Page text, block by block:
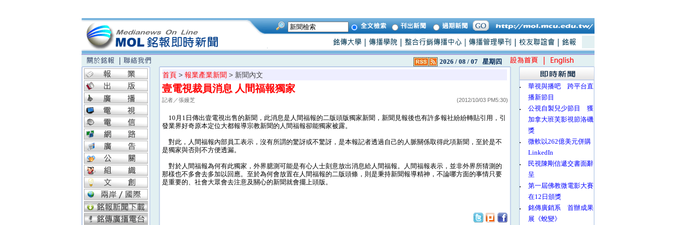
2026 / 08 / 07 星期四
首頁 > 報業產業新聞 > 新聞內文
壹電視裁員消息 人間福報獨家
記者／張嫚芝 (2012/10/03 PM5:30)
10月1日傳出壹電視出售的新聞，此消息是人間福報的二版頭版獨家新聞，新聞見報後也有許多報社紛紛轉貼引用，引
發業界好奇原本定位大都報導宗教新聞的人間福報卻能獨家被露。
對此，人間福報內部員工表示，沒有所謂的驚訝或不驚訝，是本報記者透過自己的人脈關係取得此項新聞，至於是不
是獨家與否則不方便透漏。
對於人間福報為何有此獨家，外界臆測可能是有心人士刻意放出消息給人間福報。人間福報表示，並非外界所猜測的
那樣也不多會去多加以回應。至於為何會放置在人間福報的二版頭條，則是秉持新聞報導精神，不論哪方面的事情只要
是重要的、社會大眾會去注意及關心的新聞就會擺上頭版。
‧
華視與播吧 跨平台直
播新節目
‧
公視自製兒少節目 獲
加拿大班芙影視節洛磯
獎
‧
微軟以262億美元併購
LinkedIn
‧
民視陳剛信遞交書面辭
呈
‧
第一屆佛教微電影大賽
在12日頒獎
‧
銘傳廣銷系 首辦成果
展《蛻變》